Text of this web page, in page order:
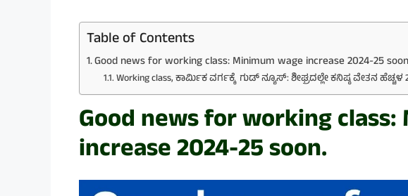
Table of Contents
Good news for working class: Minimum wage increase 2024-25
Working class, ಕಾರ್ಮಿಕ ವರ್ಗಕ್ಕೆ ಗುಡ್‌ ನ್ಯೂಸ್‌: ಶೀಘ್ರದಲ್ಲೇ ಕನಿಷ್ಠ ವೇತನ ಹೆಚ್ಚಳ
Good news for working
increase2024-25soon.